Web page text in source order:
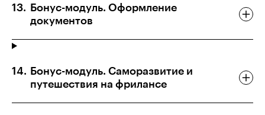
Бонус-модуль. Оформление
документов
Бонус-модуль. Саморазвитие и
путешествия на фрилансе